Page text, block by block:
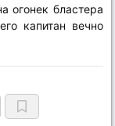
огонек бластера
капитан вечно